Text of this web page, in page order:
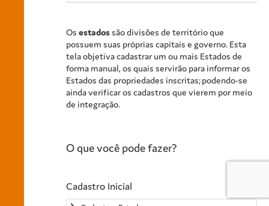
Os estadossão divisões de território que
possuem suas próprias capitais e governo. Esta
tela objetiva cadastrar um ou mais Estados de
forma manual, os quais servirão para informar os
Estados das propriedades inscritas; podendo-se
ainda verificar os cadastros que vierem por meio
de integração.
O que você pode fazer?
Cadastro Inicial